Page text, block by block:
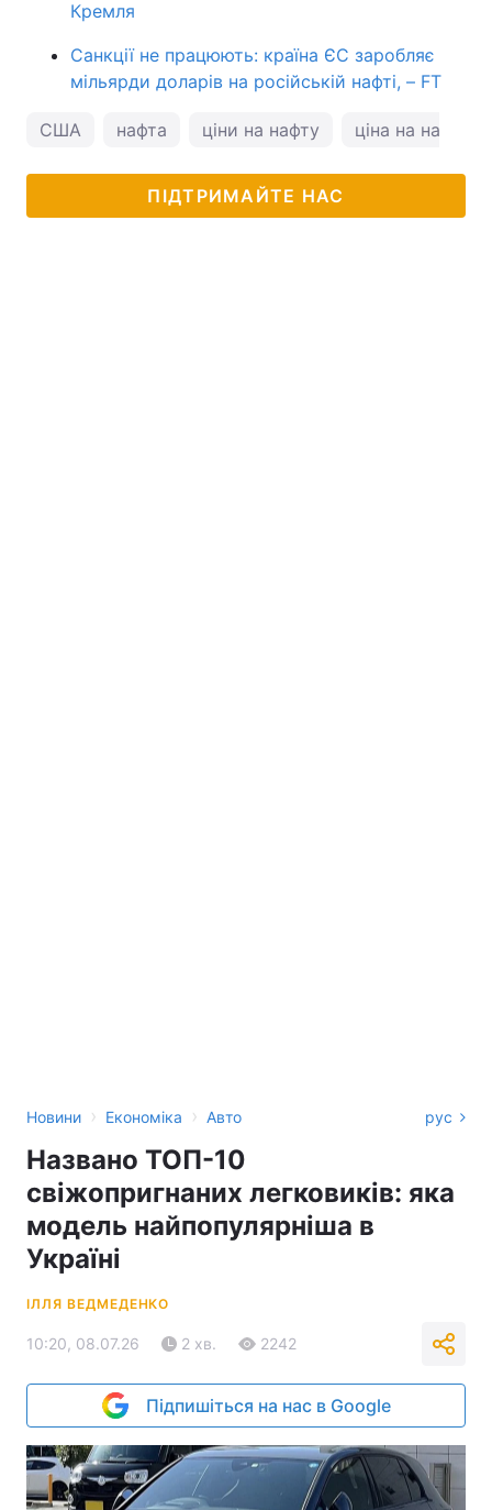
Кремля
Санкції не працюють: країна ЄС заробляє
мільярди доларів на російській нафті, – FT
США нафта ціни на нафту ціна на нафту
ПІДТРИМАЙТЕ НАС
Новини › Економіка › Авто рус
Названо ТОП-10
свіжопригнаних легковиків: яка
модель найпопулярніша в
Україні
ІЛЛЯ ВЕДМЕДЕНКО
10:20, 08.07.26 2 хв. 2242
Підпишіться на нас в Google